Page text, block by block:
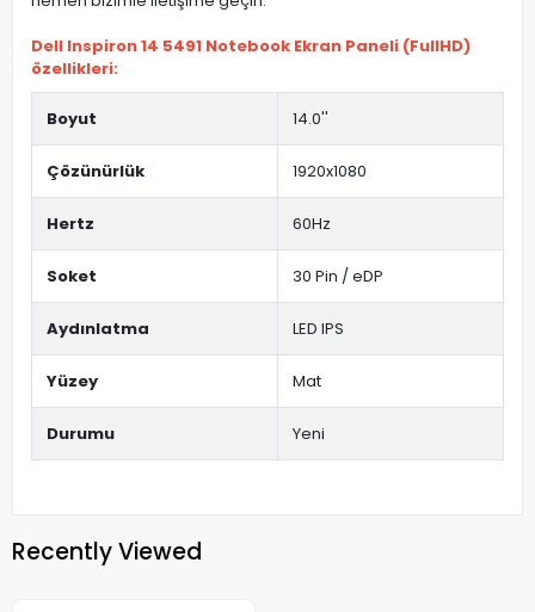
Dell Inspiron 14 5491 Notebook Ekran Paneli (FullHD)
özellikleri:
Boyut 14.0''
Çözünürlük 1920x1080
Hertz 60Hz
Soket 30 Pin / eDP
Aydınlatma LED IPS
Yüzey Mat
Durumu Yeni
Recently Viewed